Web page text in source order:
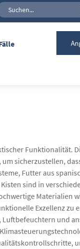
Funktionalität.
sicherzustellen,
Futter aus
sind in
Materialien
Exzellenz zu
und